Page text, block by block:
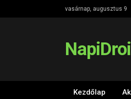
vasárnap, augusztus 9
Kezdőlap